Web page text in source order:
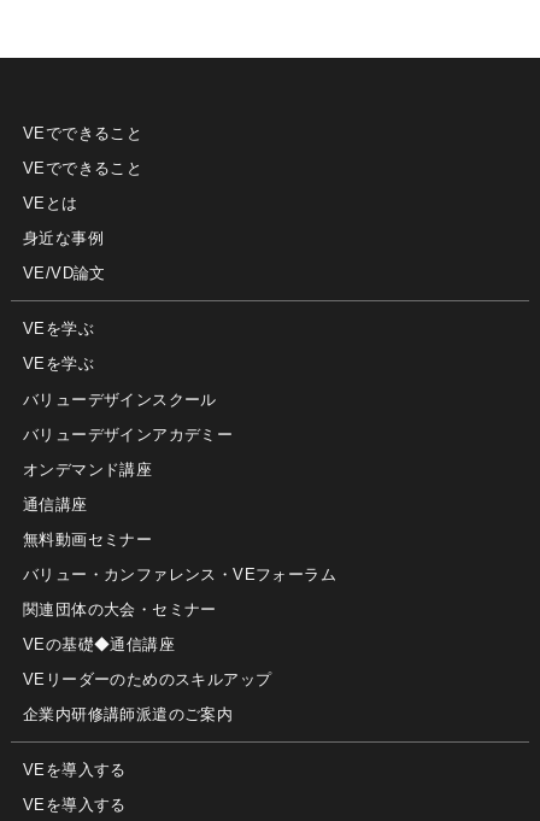
VEでできること
VEでできること
VEとは
身近な事例
VE/VD論文
VEを学ぶ
VEを学ぶ
バリューデザインスクール
バリューデザインアカデミー
オンデマンド講座
通信講座
無料動画セミナー
バリュー・カンファレンス・VEフォーラム
関連団体の大会・セミナー
VEの基礎◆通信講座
VEリーダーのためのスキルアップ
企業内研修講師派遣のご案内
VEを導入する
VEを導入する